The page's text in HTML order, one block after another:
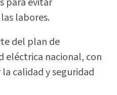
labores.
del plan de
eléctrica nacional, con
calidad y seguridad